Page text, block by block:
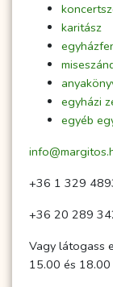
karitász
egyházi
egyéb
+36 1 329
+36 20 289
Vagy látogass
15.00 és